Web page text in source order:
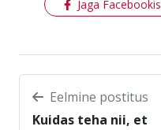
Jaga Facebookis
Eelmine postitus
Kuidas teha nii, et